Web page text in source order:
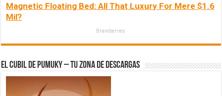
Magnetic Floating Bed: All That Luxury For Mere $1.6
Mil?
Brainberries
El Cubil de Pumuky – Tu zona de Descargas